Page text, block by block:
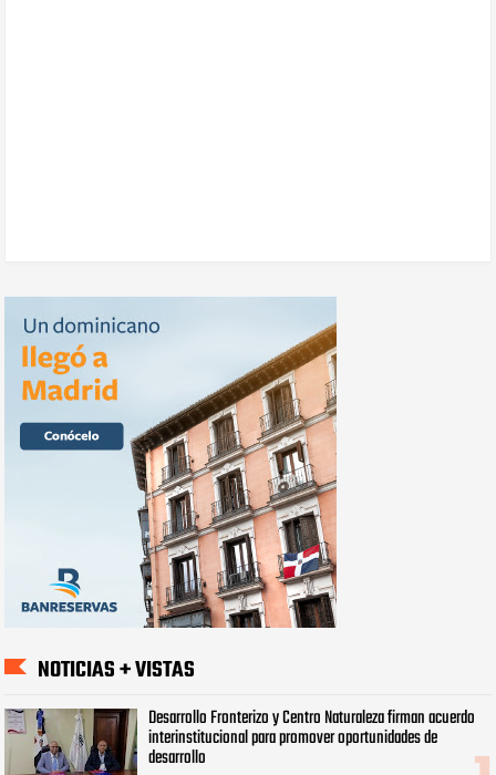
NOTICIAS + VISTAS
Desarrollo Fronterizo y Centro Naturaleza firman acuerdo
interinstitucional para promover oportunidades de
desarrollo